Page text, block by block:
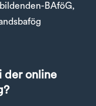
BAföG,
der online